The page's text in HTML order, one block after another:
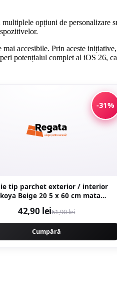
opțiuni de personalizare
accesibile. Prin aceste
potențialul complet al iOS 26,
-31%
tip parchet exterior / interior
Beige 20 5 x 60 cm mata
42,90 lei61,90 lei
Cumpără